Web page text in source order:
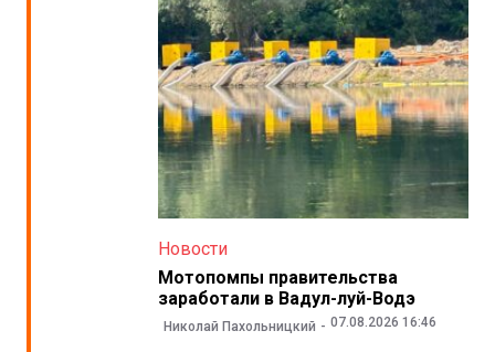
Новости
Мотопомпы правительства
заработали в Вадул-луй-Водэ
Николай Пахольницкий 07.08.2026 16:46